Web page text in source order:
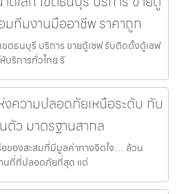
ทีมงานมืออาชีพ ราคาถูก
ตธนบุรี บริการ ขายตู้เซฟ รับติดตั้งตู้เซฟ
ริการทั่วไทย รั
ความปลอดภัยเหนือระดับ กับ
ตัว มาตรฐานสากล
ของสะสมที่มีมูลค่าทางจิตใจ… ล้วน
นที่ที่ปลอดภัยที่สุด แต่